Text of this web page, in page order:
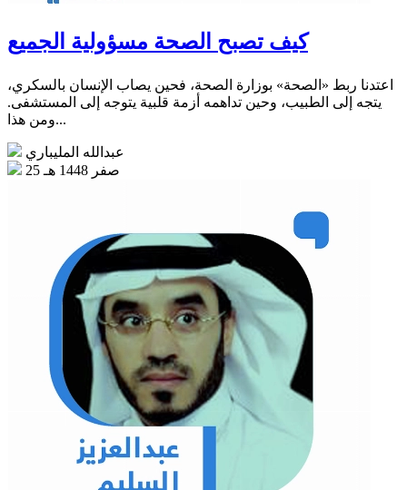
كيف تصبح الصحة مسؤولية الجميع
اعتدنا ربط «الصحة» بوزارة الصحة، فحين يصاب الإنسان بالسكري،
يتجه إلى الطبيب، وحين تداهمه أزمة قلبية يتوجه إلى المستشفى.
ومن هذا...
عبدالله المليباري
25 صفر 1448 هـ